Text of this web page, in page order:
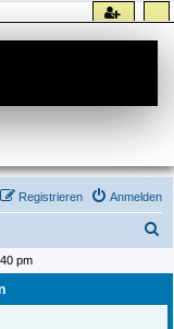
Anmelden
Registrieren
h
pm